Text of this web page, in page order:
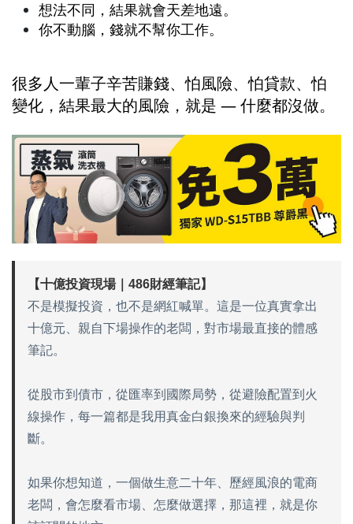
想法不同，結果就會天差地遠。
你不動腦，錢就不幫你工作。
很多人一輩子辛苦賺錢、怕風險、怕貸款、怕
變化，結果最大的風險，就是 — 什麼都沒做。
【十億投資現場｜486財經筆記】
不是模擬投資，也不是網紅喊單。這是一位真實拿出
十億元、親自下場操作的老闆，對市場最直接的體感
筆記。
從股市到債市，從匯率到國際局勢，從避險配置到火
線操作，每一篇都是我用真金白銀換來的經驗與判
斷。
如果你想知道，一個做生意二十年、歷經風浪的電商
老闆，會怎麼看市場、怎麼做選擇，那這裡，就是你